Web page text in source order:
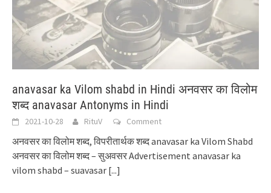
anavasar ka Vilom shabd in Hindi अनवसर का विलोम
शब्द anavasar Antonyms in Hindi
2021-10-28 RituV Comment
अनवसर का विलोम शब्द, विपरीतार्थक शब्द anavasar ka Vilom Shabd
अनवसर का विलोम शब्द – सुअवसर Advertisement anavasar ka
vilom shabd – suavasar [...]